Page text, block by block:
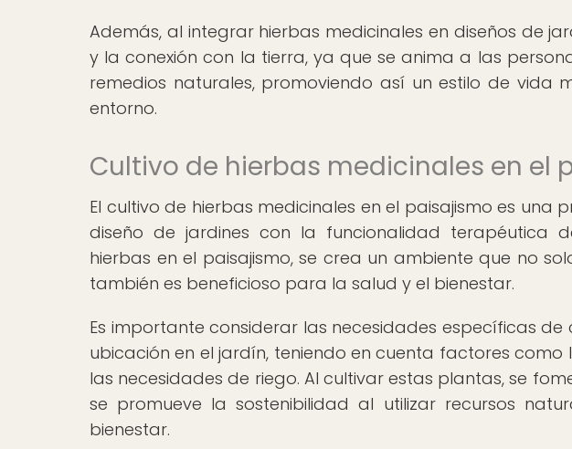
Además, al integrar hierbas medicinales en diseños de
y la conexión con la tierra, ya que se anima a las
remedios naturales, promoviendo así un estilo de vida
entorno.
Cultivo de hierbas medicinales en el
El cultivo de hierbas medicinales en el paisajismo es
diseño de jardines con la funcionalidad terapéutica
hierbas en el paisajismo, se crea un ambiente que no
también es beneficioso para la salud y el bienestar.
Es importante considerar las necesidades específicas
ubicación en el jardín, teniendo en cuenta factores como
las necesidades de riego. Al cultivar estas plantas, se
se promueve la sostenibilidad al utilizar recursos
bienestar.